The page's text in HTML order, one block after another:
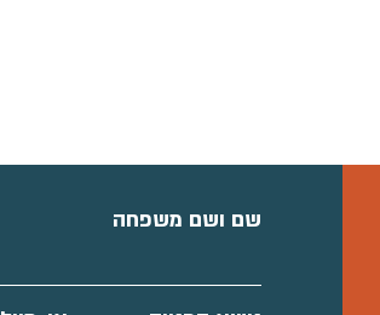
שם ושם משפחה